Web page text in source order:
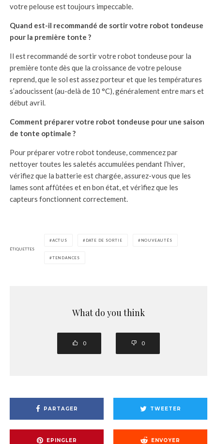
votre pelouse est toujours impeccable.
Quand est-il recommandé de sortir votre robot tondeuse
pour la première tonte ?
Il est recommandé de sortir votre robot tondeuse pour la
première tonte dès que la croissance de votre pelouse
reprend, que le sol est assez porteur et que les températures
s’adoucissent (au-delà de 10 °C), généralement entre mars et
début avril.
Comment préparer votre robot tondeuse pour une saison
de tonte optimale ?
Pour préparer votre robot tondeuse, commencez par
nettoyer toutes les saletés accumulées pendant l’hiver,
vérifiez que la batterie est chargée, assurez-vous que les
lames sont affûtées et en bon état, et vérifiez que les
capteurs fonctionnent correctement.
ÉTIQUETTES
ACTUS DATE DE SORTIE NOUVEAUTÉS
TENDANCES
What do you think
0 0
PARTAGER TWEETER
EPINGLER ENVOYER